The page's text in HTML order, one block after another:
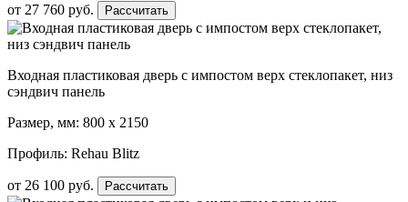
от 27 760 руб. Рассчитать
Входная пластиковая дверь с импостом верх стеклопакет, низ
сэндвич панель
Размер, мм: 800 х 2150
Профиль: Rehau Blitz
от 26 100 руб. Рассчитать